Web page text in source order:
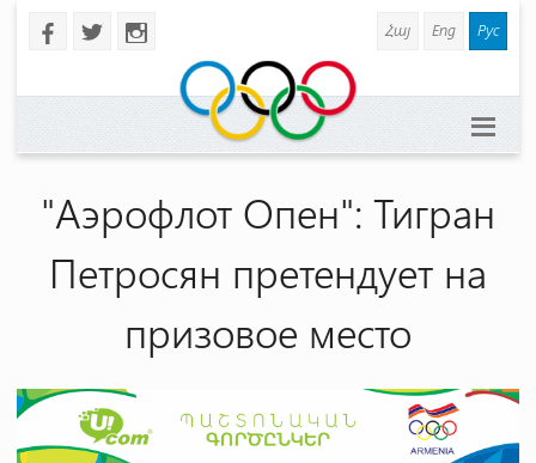
b a x Հայ Eng Рус
"Аэрофлот Опен": Тигран
Петросян претендует на
призовое место